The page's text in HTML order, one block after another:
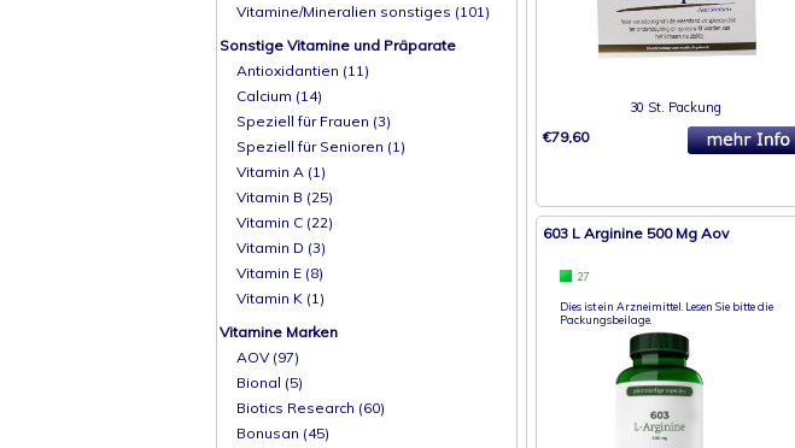
Vitamine/Mineralien sonstiges (101)
Sonstige Vitamine und Präparate
Antioxidantien (11)
Calcium (14)
Speziell für Frauen (3)
Speziell für Senioren (1)
Vitamin A (1)
Vitamin B (25)
Vitamin C (22)
Vitamin D (3)
Vitamin E (8)
Vitamin K (1)
Vitamine Marken
AOV (97)
Bional (5)
Biotics Research (60)
Bonusan (45)
30 St. Packung
€79,60
603 L Arginine 500 Mg Aov
27
Dies ist ein Arzneimittel. Lesen Sie bitte die
Packungsbeilage.